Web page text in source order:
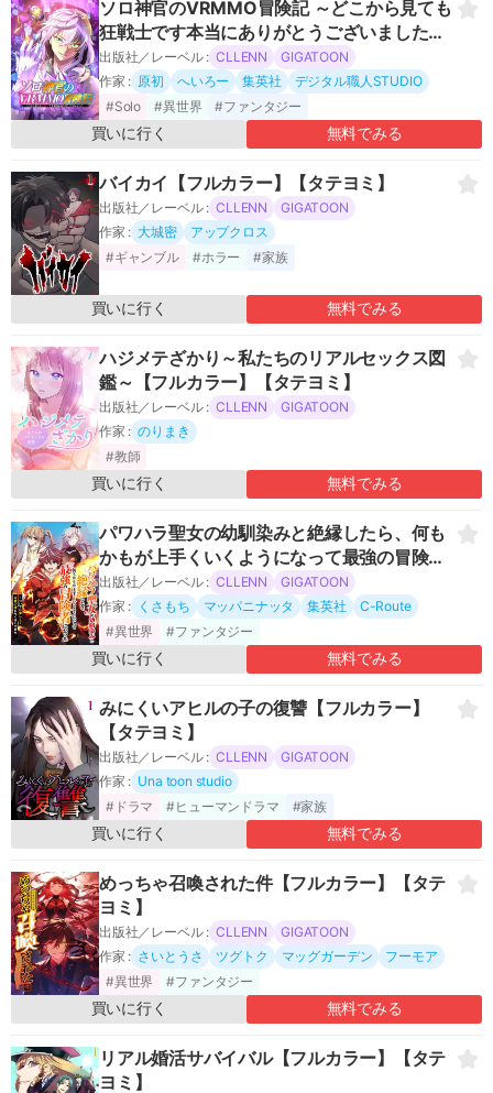
ソロ神官のVRMMO冒険記 ～どこから見ても
狂戦士です本当にありがとうございました～
【フルカラー】【タテヨミ】
出版社／レーベル : CLLENN
GIGATOON
作家 : 原初 へいろー 集英社
デジタル職人STUDIO
#Solo
#異世界 #ファンタジー
買いに行く 無料でみる
バイカイ【フルカラー】【タテヨミ】
出版社／レーベル : CLLENN
GIGATOON
作家 : 大城密
アップクロス
#ギャンブル
#ホラー #家族
買いに行く 無料でみる
ハジメテざかり～私たちのリアルセックス図
鑑～【フルカラー】【タテヨミ】
出版社／レーベル : CLLENN
GIGATOON
作家 : のりまき
#教師
買いに行く 無料でみる
パワハラ聖女の幼馴染みと絶縁したら、何も
かもが上手くいくようになって最強の冒険者
になった～ついでに優しくて可愛い嫁もたく
さん出来た～【フルカラー】【タテヨミ】
出版社／レーベル : CLLENN
GIGATOON
作家 : くさもち マッパニナッタ 集英社
C-Route
#異世界
#ファンタジー
買いに行く 無料でみる
みにくいアヒルの子の復讐【フルカラー】
【タテヨミ】
出版社／レーベル : CLLENN
GIGATOON
作家 : Una toon studio
#ドラマ
#ヒューマンドラマ #家族
買いに行く 無料でみる
めっちゃ召喚された件【フルカラー】【タテ
ヨミ】
出版社／レーベル : CLLENN
GIGATOON
作家 : さいとうさ ツグトク マッグガーデン
フーモア
#異世界
#ファンタジー
買いに行く 無料でみる
リアル婚活サバイバル【フルカラー】【タテ
ヨミ】